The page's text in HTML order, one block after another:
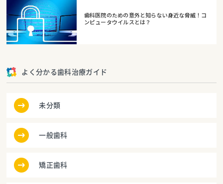
歯科医院のための意外と知らない身近な脅威！コ
ンピュータウイルスとは？
よく分かる歯科治療ガイド
未分類
一般歯科
矯正歯科